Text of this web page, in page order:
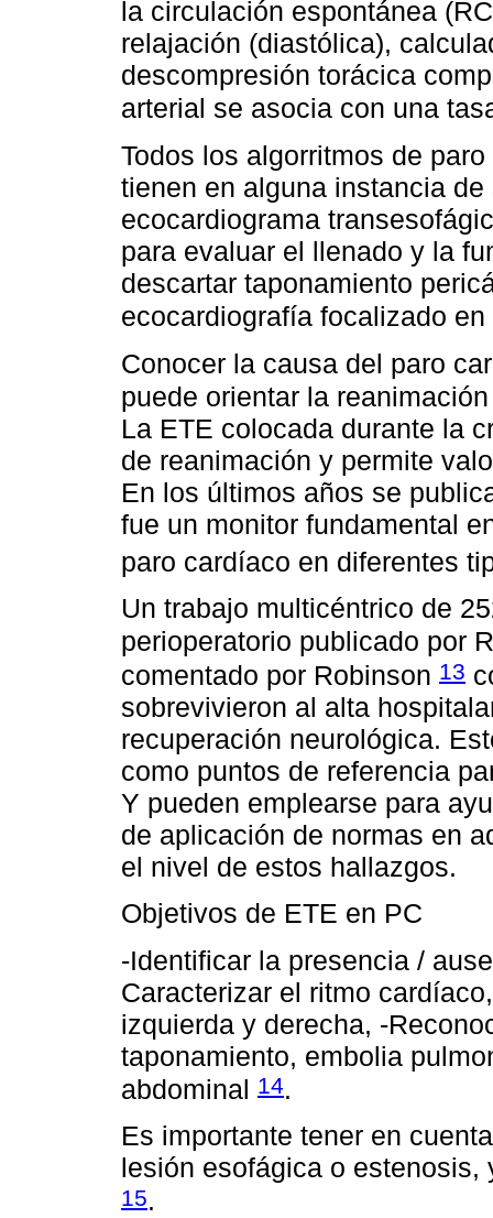
la circulación espontánea
relajación (diastólica),
descompresión torácica
arterial se asocia con una
Todos los algorritmos de
tienen en alguna instancia
ecocardiograma
para evaluar el llenado y la
descartar taponamiento
ecocardiografía focalizado
Conocer la causa del paro
puede orientar la
La ETE colocada durante la
de reanimación y permite
En los últimos años se
fue un monitor fundamental
paro cardíaco en diferentes
Un trabajo multicéntrico de
perioperatorio publicado por
comentado por Robinson 13
sobrevivieron al alta
recuperación neurológica.
como puntos de referencia
Y pueden emplearse para
de aplicación de normas en
el nivel de estos hallazgos.
Objetivos de ETE en PC
-Identificar la presencia /
Caracterizar el ritmo
izquierda y derecha, -
taponamiento, embolia
abdominal 14.
Es importante tener en
lesión esofágica o
15.